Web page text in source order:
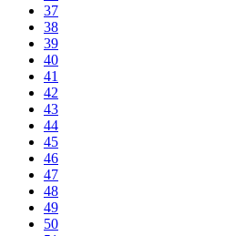
37
38
39
40
41
42
43
44
45
46
47
48
49
50